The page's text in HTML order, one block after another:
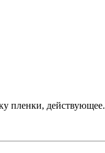
пленки, действующее.